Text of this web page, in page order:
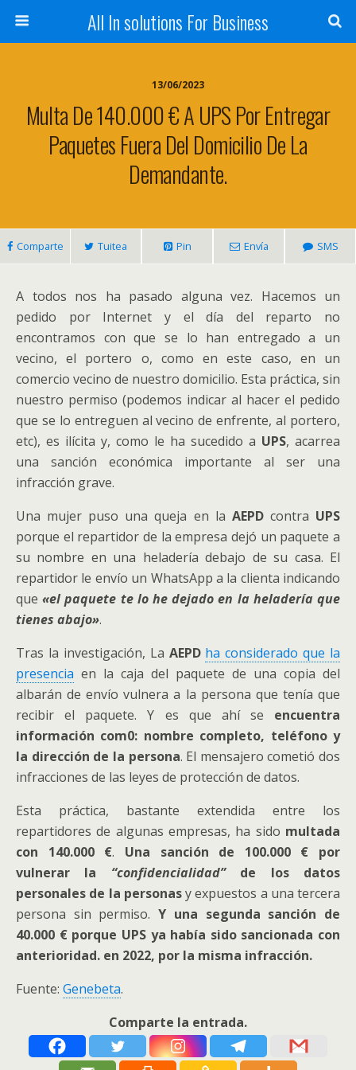
All In solutions For Business
13/06/2023
Multa De 140.000 € A UPS Por Entregar
Paquetes Fuera Del Domicilio De La
Demandante.
Comparte Tuitea Pin Envía SMS
A todos nos ha pasado alguna vez. Hacemos un
pedido por Internet y el día del reparto no
encontramos con que se lo han entregado a un
vecino, el portero o, como en este caso, en un
comercio vecino de nuestro domicilio. Esta práctica, sin
nuestro permiso (podemos indicar al hacer el pedido
que se lo entreguen al vecino de enfrente, al portero,
etc), es ilícita y, como le ha sucedido a UPS, acarrea
una sanción económica importante al ser una
infracción grave.
Una mujer puso una queja en la AEPDcontra UPS
porque el repartidor de la empresa dejó un paquete a
su nombre en una heladería debajo de su casa. El
repartidor le envío un WhatsApp a la clienta indicando
que«el paquete te lo he dejado en la heladería que
tienes abajo».
Tras la investigación, La AEPD ha considerado que la
presencia en la caja del paquete de una copia del
albarán de envío vulnera a la persona que tenía que
recibir el paquete. Y es que ahí se encuentra
información com0: nombre completo, teléfono y
la dirección de la persona. El mensajero cometió dos
infracciones de las leyes de protección de datos.
Esta práctica, bastante extendida entre los
repartidores de algunas empresas, ha sido multada
con 140.000 €. Una sanción de 100.000 € por
vulnerar la “confidencialidad”de los datos
personales de la personasy expuestos a una tercera
persona sin permiso.Y una segunda sanción de
40.000 € porque UPS ya había sido sancionada con
anterioridad. en 2022, por la misma infracción.
Fuente: Genebeta.
Comparte la entrada.